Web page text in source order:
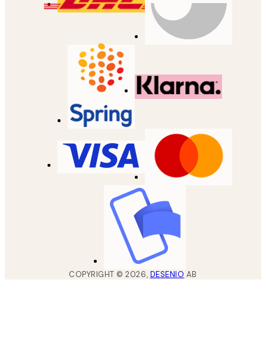
COPYRIGHT ©2026, DESENIO AB